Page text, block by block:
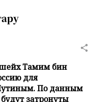
Тамим бин
для
По данным
затронуты